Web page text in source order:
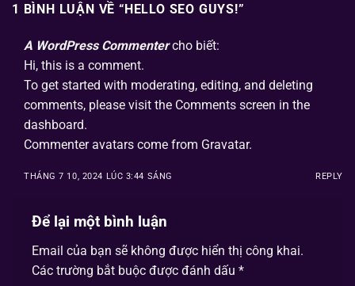
1 BÌNH LUẬN VỀ “HELLO SEO GUYS!”
A WordPress Commenter cho biết:
Hi, this is a comment.
To get started with moderating, editing, and deleting
comments, please visit the Comments screen in the
dashboard.
Commenter avatars come from Gravatar.
THÁNG 7 10, 2024 LÚC 3:44 SÁNG REPLY
Để lại một bình luận
Email của bạn sẽ không được hiển thị công khai.
Các trường bắt buộc được đánh dấu *